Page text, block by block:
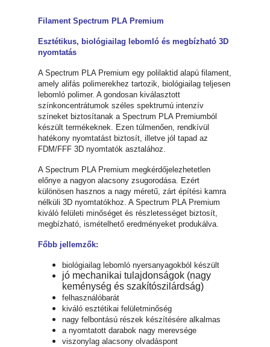
Filament Spectrum PLA Premium
Esztétikus, biológiailag lebomló és megbízható 3D
nyomtatás
A Spectrum PLA Premium egy polilaktid alapú filament,
amely alifás polimerekhez tartozik, biológiailag teljesen
lebomló polimer. A gondosan kiválasztott
színkoncentrátumok széles spektrumú intenzív
színeket biztosítanak a Spectrum PLA Premiumból
készült termékeknek. Ezen túlmenően, rendkívül
hatékony nyomtatást biztosít, illetve jól tapad az
FDM/FFF 3D nyomtatók asztalához.
A Spectrum PLA Premium megkérdőjelezhetetlen
előnye a nagyon alacsony zsugorodása. Ezért
különösen hasznos a nagy méretű, zárt építési kamra
nélküli 3D nyomtatókhoz. A Spectrum PLA Premium
kiváló felületi minőséget és részletességet biztosít,
megbízható, ismételhető eredményeket produkálva.
Főbb jellemzők:
biológiailag lebomló nyersanyagokból készült
jó mechanikai tulajdonságok (nagy
keménység és szakítószilárdság)
felhasználóbarát
kiváló esztétikai felületminőség
nagy felbontású részek készítésére alkalmas
a nyomtatott darabok nagy merevsége
viszonylag alacsony olvadáspont